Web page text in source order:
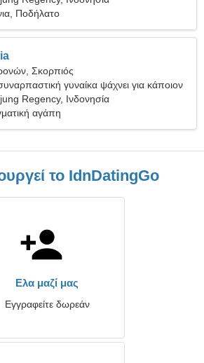
Ποδήλατο
Σκορπιός
γυναίκα ψάχνει για κάποιον
Regency, Ινδονησία
αγάπη
το IdnDatingGo
Ελα μαζί μας
Εγγραφείτε δωρεάν